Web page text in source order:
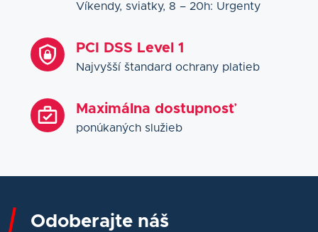
Víkendy, sviatky, 8 – 20h: Urgenty
PCI DSS Level 1
Najvyšší štandard ochrany platieb
Maximálna dostupnosť
ponúkaných služieb
Odoberajte náš